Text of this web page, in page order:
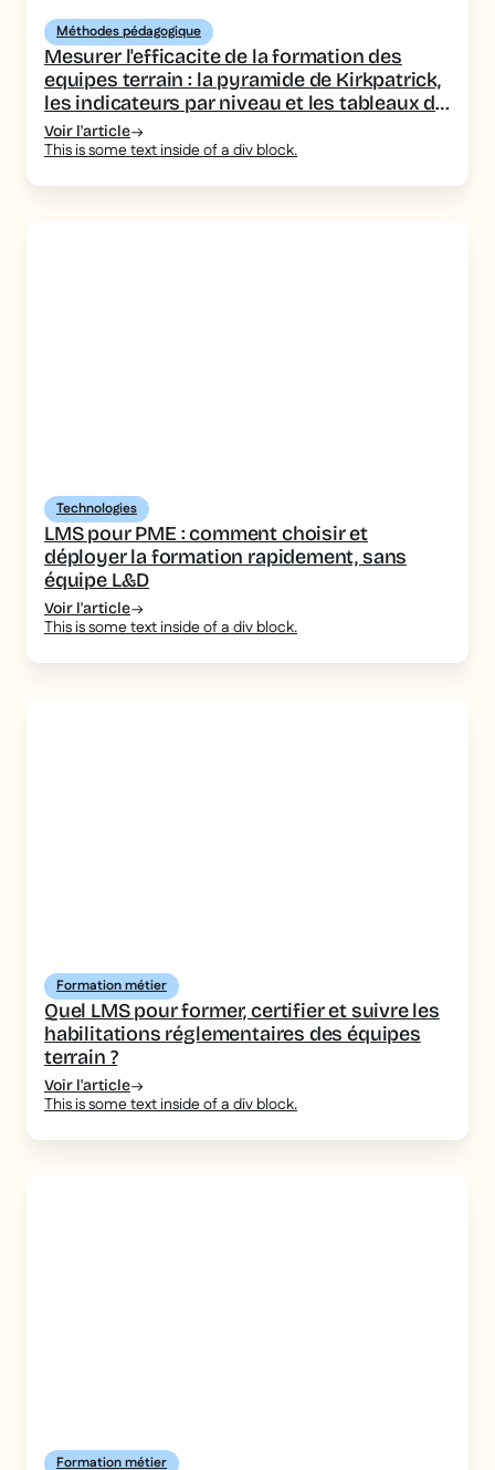
Méthodes pédagogique
Mesurer l'efficacite de la formation des
equipes terrain : la pyramide de Kirkpatrick,
les indicateurs par niveau et les tableaux de
bord a piloter
Voir l'article
This is some text inside of a div block.
Technologies
LMS pour PME : comment choisir et
déployer la formation rapidement, sans
équipe L&D
Voir l'article
This is some text inside of a div block.
Formation métier
Quel LMS pour former, certifier et suivre les
habilitations réglementaires des équipes
terrain ?
Voir l'article
This is some text inside of a div block.
Formation métier